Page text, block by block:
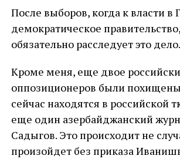
После выборов, когда к власти в
демократическое
обязательно расследует это дело.
Кроме меня, еще двое
оппозиционеров были
сейчас находятся в российской
еще один азербайджанский
Садыгов. Это происходит не
произойдет без приказа